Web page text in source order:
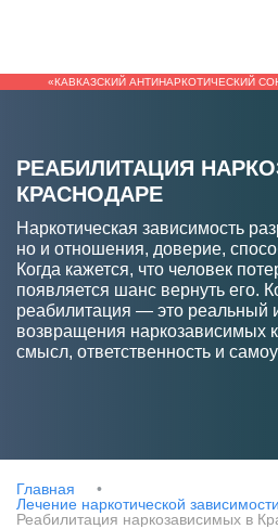
«КАВКАЗСКИЙ АНТИНАРКОТИЧЕСКИЙ
РЕАБИЛИТАЦИЯ
КРАСНОДАРЕ
Наркотическая зависимость
но и отношения, доверие,
Когда кажется, что человек
появляется шанс вернуть его.
реабилитация — это реальный
возвращения наркозависимых
смысл, ответственность и
Главная
•
Лечение наркотической
Реабилитация наркозависимых в